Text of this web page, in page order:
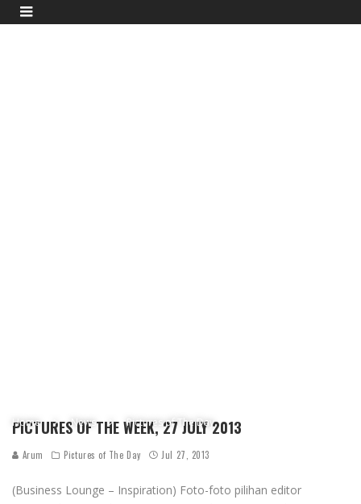
Home News Pictures of The Day
PICTURES OF THE WEEK, 27 JULY 2013
Arum Pictures of The Day Jul 27, 2013
(Business Lounge – Inspiration) Foto-foto pilihan editor